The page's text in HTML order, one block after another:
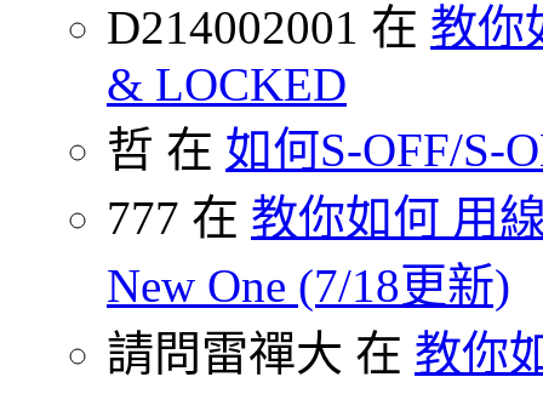
D214002001 在 教你
& LOCKED
哲 在 如何S-OFF/S-
777 在 教你如何 用
New One (7/18更新)
請問雷禪大 在 教你